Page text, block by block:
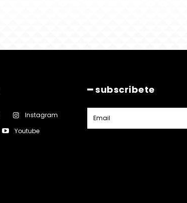
Instagram
Youtube
━ subscribete